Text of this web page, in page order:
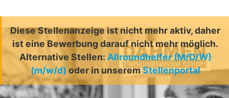
Diese Stellenanzeige ist nicht mehr aktiv, daher
ist eine Bewerbung darauf nicht mehr möglich.
Alternative Stellen: Allroundhelfer (M/D/W)
(m/w/d) oder in unseremStellenportal